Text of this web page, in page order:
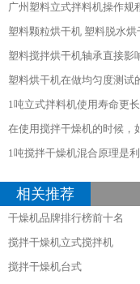
1吨立式拌料机使用寿命更长
相关推荐
干燥机品牌排行榜前十名
搅拌干燥机立式搅拌机
搅拌干燥机台式